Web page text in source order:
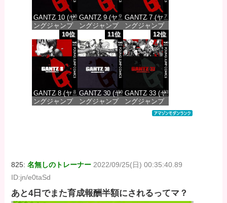
GANTZ 10 (ヤ
ングジャンプ
コミックス
DIGITAL)
価格：¥100
GANTZ 9 (ヤ
ングジャンプ
コミックス
DIGITAL)
価格：¥100
GANTZ 7 (ヤ
ングジャンプ
コミックス
DIGITAL)
価格：¥100
10位
GANTZ 8 (ヤ
ングジャンプ
11位
GANTZ 30 (ヤ
ングジャンプ
12位
GANTZ 33 (ヤ
ングジャンプ
コミックス
825:名無しのトレーナー 2022/09/25(日) 00:35:40.89
ID:jn/e0taSd
あと4日でまた育成報酬半額にされるってマ？